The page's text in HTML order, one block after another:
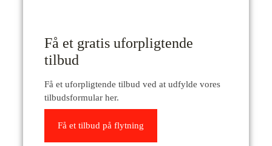
Få et gratis uforpligtende
tilbud
Få et uforpligtende tilbud ved at udfylde vores
tilbudsformular her.
Få et tilbud på flytning